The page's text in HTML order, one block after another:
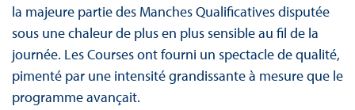
la majeure partie des Manches Qualificatives disputée
sous une chaleur de plus en plus sensible au fil de la
journée. Les Courses ont fourni un spectacle de qualité,
pimenté par une intensité grandissante à mesure que le
programme avançait.